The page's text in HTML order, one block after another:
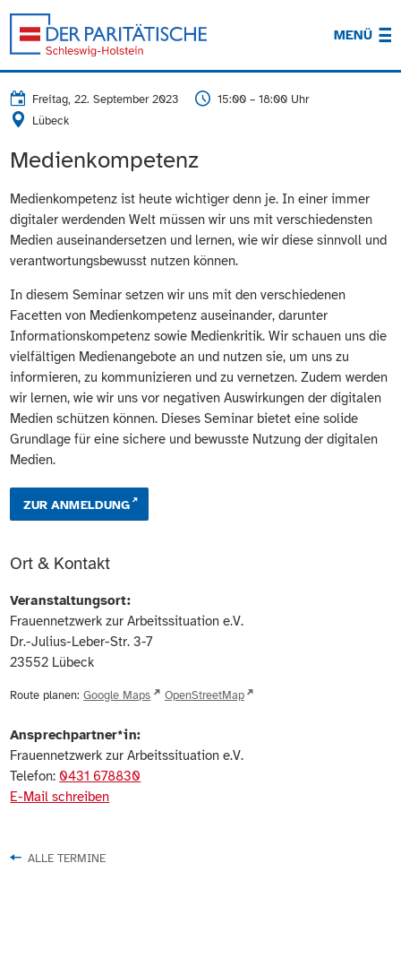
MENÜ
Freitag, 22. September 2023
15:00 – 18:00 Uhr
Lübeck
Medienkompetenz
Medienkompetenz ist heute wichtiger denn je. In einer immer
digitaler werdenden Welt müssen wir uns mit verschiedensten
Medien auseinandersetzen und lernen, wie wir diese sinnvoll und
verantwortungsbewusst nutzen können.
In diesem Seminar setzen wir uns mit den verschiedenen
Facetten von Medienkompetenz auseinander, darunter
Informationskompetenz sowie Medienkritik. Wir schauen uns die
vielfältigen Medienangebote an und nutzen sie, um uns zu
informieren, zu kommunizieren und zu vernetzen. Zudem werden
wir lernen, wie wir uns vor negativen Auswirkungen der digitalen
Medien schützen können. Dieses Seminar bietet eine solide
Grundlage für eine sichere und bewusste Nutzung der digitalen
Medien.
ZUR ANMELDUNG
Ort & Kontakt
Veranstaltungsort:
Frauennetzwerk zur Arbeitssituation e.V.
Dr.-Julius-Leber-Str. 3-7
23552 Lübeck
Route planen: Google Maps OpenStreetMap
Ansprechpartner*in:
Frauennetzwerk zur Arbeitssituation e.V.
Telefon: 0431 678830
E-Mail schreiben
ALLE TERMINE